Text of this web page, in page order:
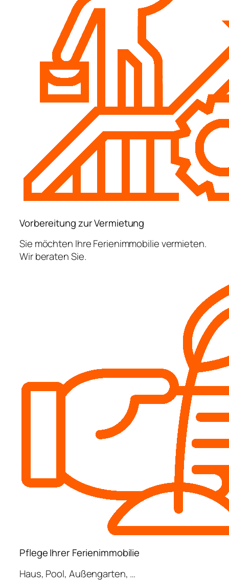
Vorbereitung zur Vermietung
Sie möchten Ihre Ferienimmobilie vermieten.
Wir beraten Sie.
Pflege Ihrer Ferienimmobilie
Haus, Pool, Außengarten, …